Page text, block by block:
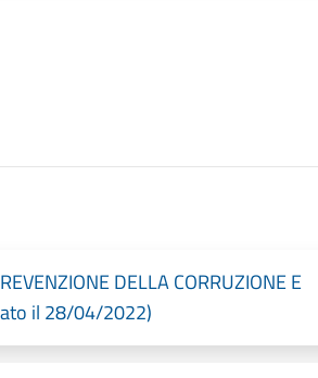
DELLA CORRUZIONE E
il 28/04/2022)